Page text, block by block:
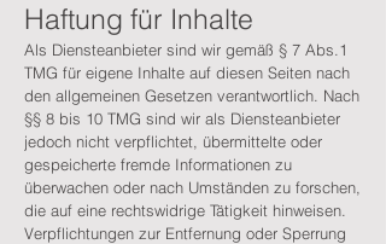
Haftung für Inhalte
Als Diensteanbieter sind wir gemäß § 7 Abs.1
TMG für eigene Inhalte auf diesen Seiten nach
den allgemeinen Gesetzen verantwortlich. Nach
§§ 8 bis 10 TMG sind wir als Diensteanbieter
jedoch nicht verpflichtet, übermittelte oder
gespeicherte fremde Informationen zu
überwachen oder nach Umständen zu forschen,
die auf eine rechtswidrige Tätigkeit hinweisen.
Verpflichtungen zur Entfernung oder Sperrung